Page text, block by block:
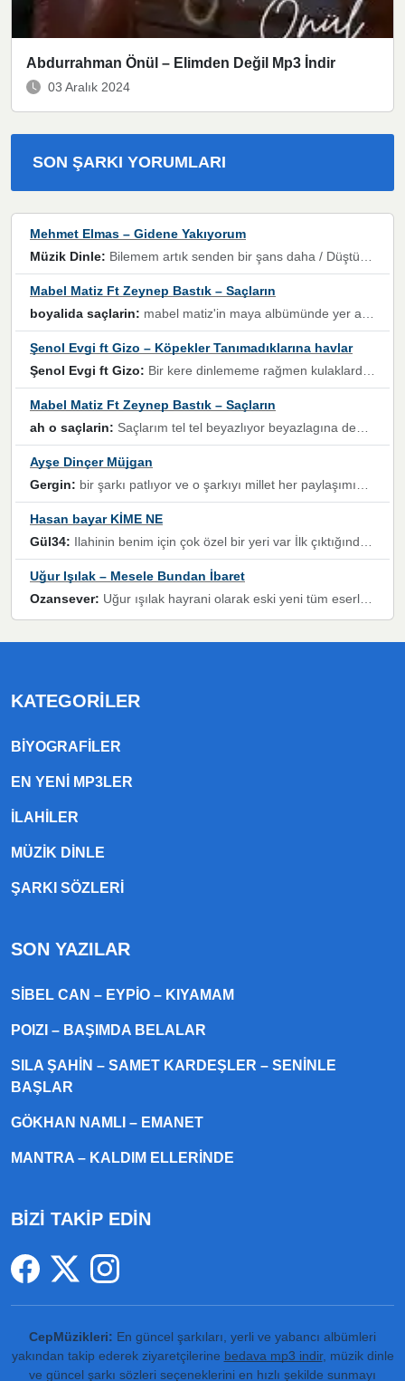
Abdurrahman Önül – Elimden Değil Mp3 İndir
03 Aralık 2024
SON ŞARKI YORUMLARI
Mehmet Elmas – Gidene Yakıyorum
Müzik Dinle: Bilemem artık senden bir şans daha / Düştüğün zaman ben olmayacağım yanında” dizeleri, artık geçmişin tekrarına izin verilmeyeceğini, kişisel sınırların çizildiğini gösteriyor.
Mabel Matiz Ft Zeynep Bastık – Saçların
boyalida saçlarin: mabel matiz'in maya albümünde yer alan güzellerden. parça da şarkı hani! müzikal altyapısına vurulduğum, sözlerinde kaybolduğum bir parça olmuş.
Şenol Evgi ft Gizo – Köpekler Tanımadıklarına havlar
Şenol Evgi ft Gizo: Bir kere dinlememe rağmen kulaklardan gitmiyor sen sen sen sen kurban ol sen sen sen sen hayran ol yükses ses müzik dinleme sebebisiniz canlar bomba gibi patladınız maşallah
Mabel Matiz Ft Zeynep Bastık – Saçların
ah o saçlarin: Saçlarım tel tel beyazlıyor beyazlagına degil yanımda sen yoksun ona üzülüyorum günler bir bir geçiyor geçen günlere değil sensiz geçen günlere darılıyorum,Dinledikce asla kavusamayacagim ama asla unutamicagim sevdiğim adam için yanar içim
Ayşe Dinçer Müjgan
Gergin: bir şarkı patlıyor ve o şarkıyı millet her paylaşımın altına koyuyor ve öyle bir durum hal alıyor ki şarkıyı dinlemeden şarkıdan bikıyorsun Ama bu enteresan bir şekilde dillere dolanıyor millet olarak seviyoruz dertlerle boğuşurken bir yandan da göbek atmayi))) diyeceklerim bu kadar güzel hoş bir sayfa emeğinize sağlık arkadaşlar kolay gelsin
Hasan bayar KİME NE
Gül34: Ilahinin benim için çok özel bir yeri var İlk çıktığında komşum ne kadar yüksek sesle dinliyorsa orada duymuştum ve YouTube'dan aratıp Bu ilahiyi bulmuştum ve sonra müdavimi oldum günlük Ben de 3-5 kere dinleyip ezberleyip artık ilahiye bende eşlik ediyorum yüksek sesle Allah razı olsun hizmet nimettir Rabbim sizin zahmetlerinize de hayırlı nimetler versin Selam ve dua ile Allah'a emanet olun
Uğur Işılak – Mesele Bundan İbaret
Ozansever: Uğur ışılak hayrani olarak eski yeni tüm eserlerini keyifle huzurla dinleyenlerden birisiyim, emeğine saygı duyan gönül veren bunu en güzel şekilde sevenlerine ulaştıran siz değerli sayfa yöneticilerine de teşekkür ederim
KATEGORILER
BIYOGRAFILER
EN YENI MP3LER
ILAHILER
MÜZIK DINLE
ŞARKI SÖZLERI
SON YAZILAR
SIBEL CAN – EYPIO – KIYAMAM
POIZI – BAŞIMDA BELALAR
SILA ŞAHIN – SAMET KARDEŞLER – SENINLE
BAŞLAR
GÖKHAN NAMLI – EMANET
MANTRA – KALDIM ELLERINDE
BİZİ TAKİP EDİN
CepMüzikleri: En güncel şarkıları, yerli ve yabancı albümleri
yakından takip ederek ziyaretçilerine bedava mp3 indir, müzik dinle
ve güncel şarkı sözleri seçeneklerini en hızlı şekilde sunmayı